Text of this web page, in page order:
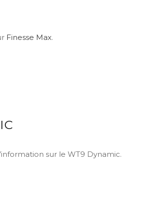
Finesse Max.
sur le WT9 Dynamic.